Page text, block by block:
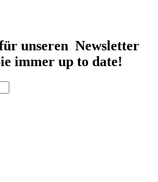
unseren Newsletter
immer up to date!